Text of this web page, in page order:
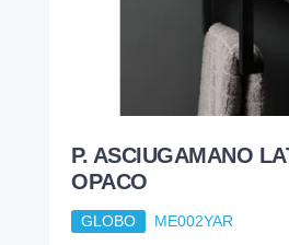
P. ASCIUGAMANO
OPACO
GLOBO ME002YAR